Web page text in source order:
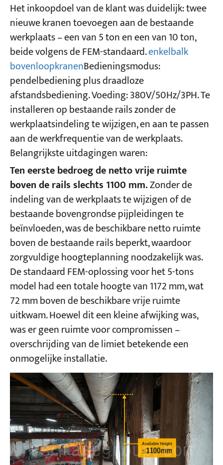
Het inkoopdoel van de klant was duidelijk: twee
nieuwe kranen toevoegen aan de bestaande
werkplaats – een van 5 ton en een van 10 ton,
beide volgens de FEM-standaard.enkelbalk
bovenloopkranenBedieningsmodus:
pendelbediening plus draadloze
afstandsbediening. Voeding: 380V/50Hz/3PH. Te
installeren op bestaande rails zonder de
werkplaatsindeling te wijzigen, en aan te passen
aan de werkfrequentie van de werkplaats.
Belangrijkste uitdagingen waren:
Ten eerste bedroeg de netto vrije ruimte
boven de rails slechts 1100 mm.Zonder de
indeling van de werkplaats te wijzigen of de
bestaande bovengrondse pijpleidingen te
beïnvloeden, was de beschikbare netto ruimte
boven de bestaande rails beperkt, waardoor
zorgvuldige hoogteplanning noodzakelijk was.
De standaard FEM-oplossing voor het 5-tons
model had een totale hoogte van 1172 mm, wat
72 mm boven de beschikbare vrije ruimte
uitkwam. Hoewel dit een kleine afwijking was,
was er geen ruimte voor compromissen –
overschrijding van de limiet betekende een
onmogelijke installatie.